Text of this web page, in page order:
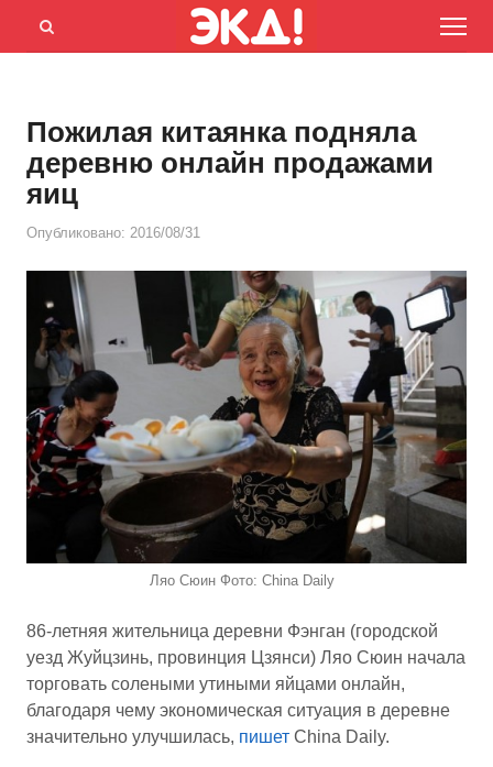
Menu
Открыть
Пожилая китаянка подняла
деревню онлайн продажами
яиц
Опубликовано: 2016/08/31
Ляо Сюин Фото: China Daily
86-летняя жительница деревни Фэнган (городской
уезд Жуйцзинь, провинция Цзянси) Ляо Сюин начала
торговать солеными утиными яйцами онлайн,
благодаря чему экономическая ситуация в деревне
значительно улучшилась, пишет China Daily.